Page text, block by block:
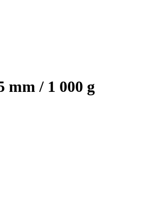
mm / 1 000 g